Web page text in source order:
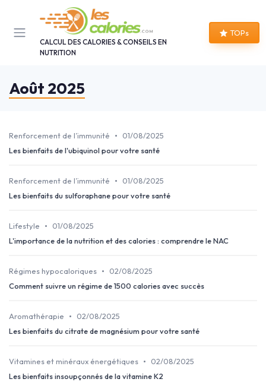
CALCUL DES CALORIES & CONSEILS EN
NUTRITION
TOPs
Août 2025
Renforcement de l’immunité •
01/08/2025
Les bienfaits de l'ubiquinol pour votre santé
Renforcement de l’immunité •
01/08/2025
Les bienfaits du sulforaphane pour votre santé
Lifestyle •
01/08/2025
L'importance de la nutrition et des calories : comprendre le NAC
Régimes hypocaloriques •
02/08/2025
Comment suivre un régime de 1500 calories avec succès
Aromathérapie •
02/08/2025
Les bienfaits du citrate de magnésium pour votre santé
Vitamines et minéraux énergétiques •
02/08/2025
Les bienfaits insoupçonnés de la vitamine K2
Panneau de gestion des cookies